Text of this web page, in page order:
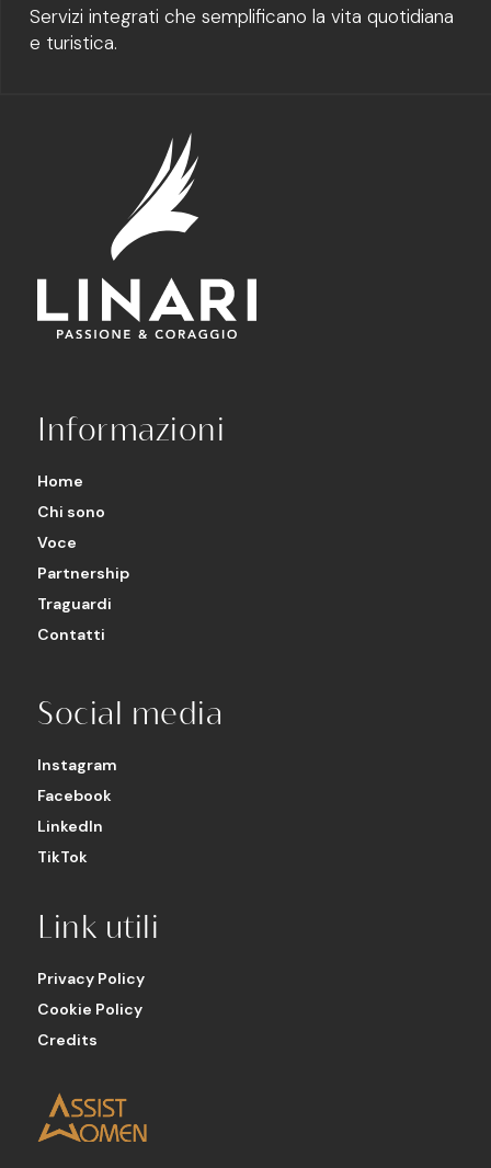
Servizi integrati che semplificano la vita quotidiana
e turistica.
Informazioni
Home
Chi sono
Voce
Partnership
Traguardi
Contatti
Social media
Instagram
Facebook
LinkedIn
TikTok
Link utili
Privacy Policy
Cookie Policy
Credits